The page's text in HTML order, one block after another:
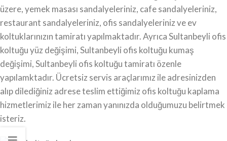
üzere, yemek masası sandalyeleriniz, cafe sandalyeleriniz,
restaurant sandalyeleriniz, ofis sandalyeleriniz ve ev
koltuklarınızın tamiratı yapılmaktadır. Ayrıca Sultanbeyli ofis
koltuğu yüz değişimi, Sultanbeyli ofis koltuğu kumaş
değişimi, Sultanbeyli ofis koltuğu tamiratı özenle
yapılamktadır. Ücretsiz servis araçlarımız ile adresinizden
alıp dilediğiniz adrese teslim ettiğimiz ofis koltuğu kaplama
hizmetlerimiz ile her zaman yanınızda olduğumuzu belirtmek
isteriz.